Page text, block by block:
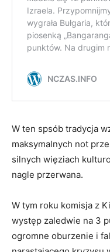
W ten spsób tradycja
maksymalnych not
silnych więziach
nagle przerwana.
W tym roku komisja z
występ zaledwie na 3
ogromne oburzenie i